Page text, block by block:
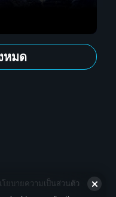
หมด
โยบายความเป็นส่วนตัว